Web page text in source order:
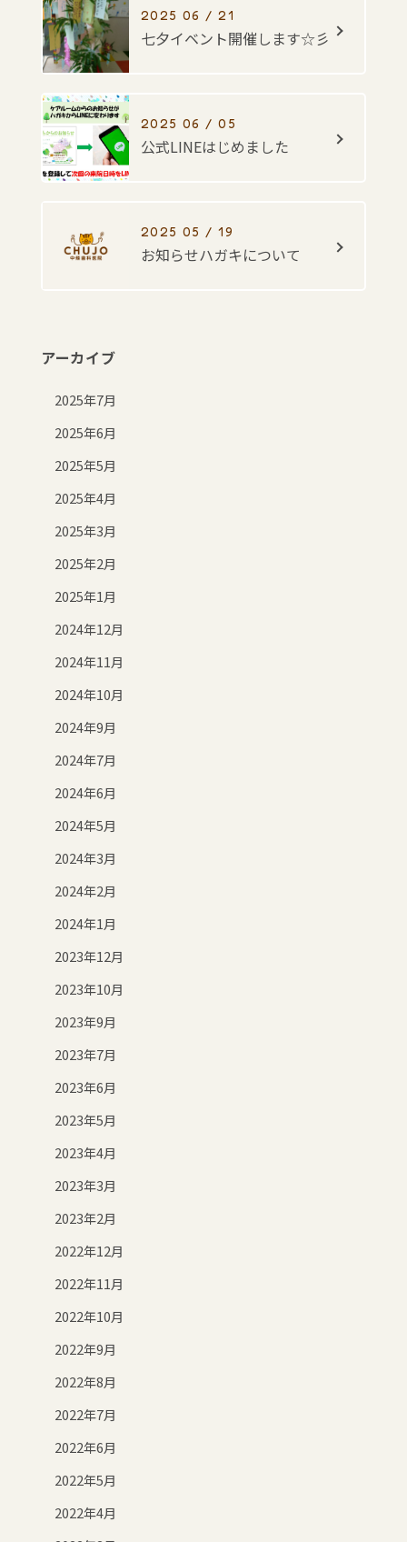
2025 06 / 21
七夕イベント開催します☆彡
2025 06 / 05
公式LINEはじめました
2025 05 / 19
お知らせハガキについて
アーカイブ
2025年7月
2025年6月
2025年5月
2025年4月
2025年3月
2025年2月
2025年1月
2024年12月
2024年11月
2024年10月
2024年9月
2024年7月
2024年6月
2024年5月
2024年3月
2024年2月
2024年1月
2023年12月
2023年10月
2023年9月
2023年7月
2023年6月
2023年5月
2023年4月
2023年3月
2023年2月
2022年12月
2022年11月
2022年10月
2022年9月
2022年8月
2022年7月
2022年6月
2022年5月
2022年4月